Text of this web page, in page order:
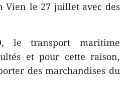
Vien le 27 juillet avec des
le transport maritime
et pour cette raison,
des marchandises du